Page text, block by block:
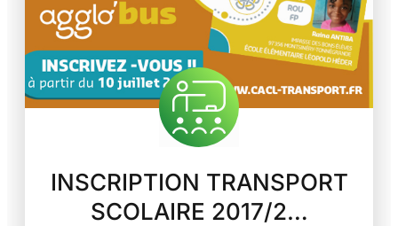
INSCRIPTION TRANSPORT
SCOLAIRE 2017/2…